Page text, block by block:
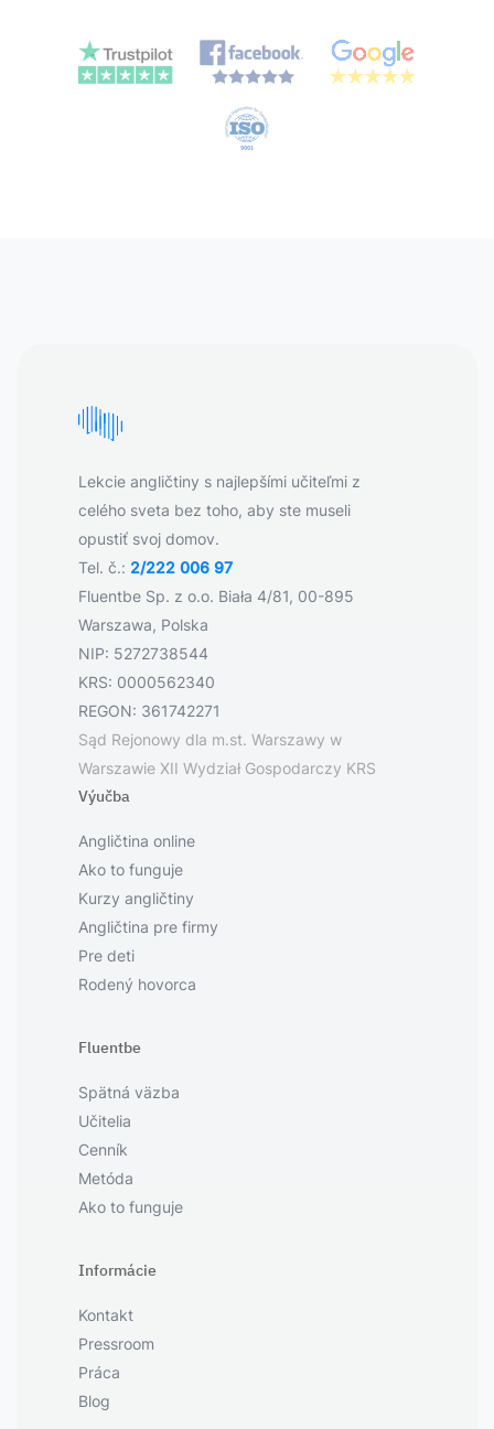
Lekcie angličtiny s najlepšími učiteľmi z
celého sveta bez toho, aby ste museli
opustiť svoj domov.
Tel. č.: 2/222 006 97
Fluentbe Sp. z o.o. Biała 4/81, 00-895
Warszawa, Polska
NIP: 5272738544
KRS: 0000562340
REGON: 361742271
Sąd Rejonowy dla m.st. Warszawy w
Warszawie XII Wydział Gospodarczy KRS
Výučba
Angličtina online
Ako to funguje
Kurzy angličtiny
Angličtina pre firmy
Pre deti
Rodený hovorca
Fluentbe
Spätná väzba
Učitelia
Cenník
Metóda
Ako to funguje
Informácie
Kontakt
Pressroom
Práca
Blog